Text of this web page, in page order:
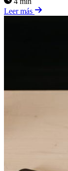
Leer más